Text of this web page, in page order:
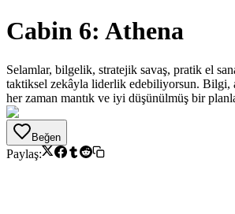
Cabin 6: Athena
Selamlar, bilgelik, stratejik savaş, pratik el
taktiksel zekâyla liderlik edebiliyorsun. Bilgi,
her zaman mantık ve iyi düşünülmüş bir
Beğen
Paylaş: